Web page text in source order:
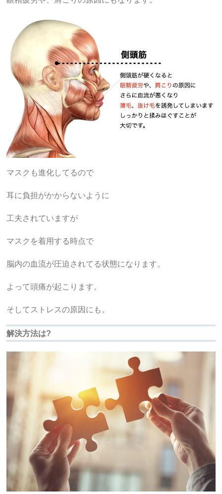
マスクも進化してるので
耳に負担がかからないように
工夫されていますが
マスクを着用する時点で
脳内の血流が圧迫されてる状態になります。
よって頭痛が起こります。
そしてストレスの原因にも。
解決方法は?